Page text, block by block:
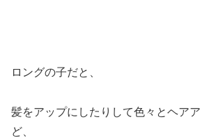
ロングの子だと、
髪をアップにしたりして色々とヘア
ど、